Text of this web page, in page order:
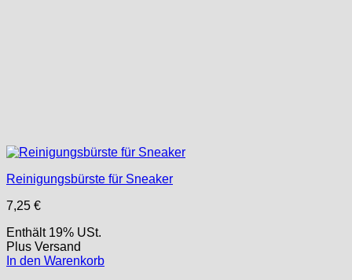
Reinigungsbürste für Sneaker
7,25 €
Enthält 19% USt.
Plus Versand
In den Warenkorb